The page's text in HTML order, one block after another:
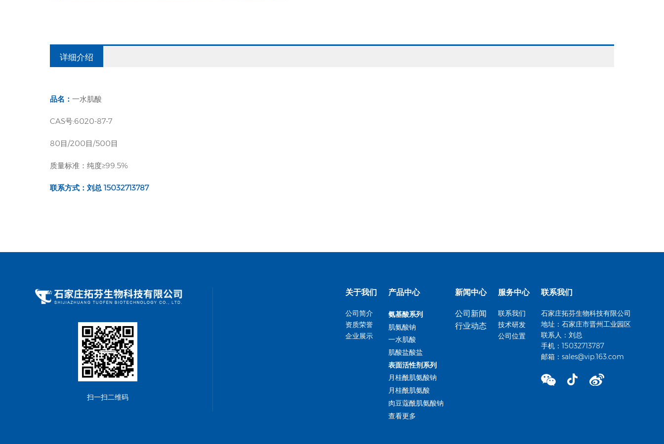
详细介绍
品名： 一水肌酸
CAS号:6020-87-7
80目/200目/500目
质量标准：纯度≥99.5%
联系方式：刘总 15032713787
扫一扫二维码
关于我们
公司简介
资质荣誉
企业展示
产品中心
氨基酸系列
肌氨酸钠
一水肌酸
肌酸盐酸盐
表面活性剂系列
月桂酰肌氨酸钠
月桂酰肌氨酸
肉豆蔻酰肌氨酸钠
查看更多
新闻中心
公司新闻
行业动态
服务中心
联系我们
技术研发
公司位置
联系我们
石家庄拓芬生物科技有限公司
地址：石家庄市晋州工业园区
联系人：刘总
手机：15032713787
邮箱： sales@vip.163.com